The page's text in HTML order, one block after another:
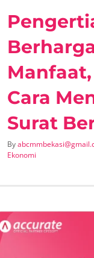
Cara
Surat
By
Ekonomi